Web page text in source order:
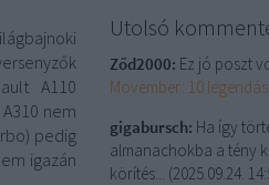
A110
nem
pedig
igazán
Utolsó
Ződ2000: Ez jó poszt
Movember: 10
gigabursch: Ha így
almanachokba a tény
körítés... (2025.09.24.